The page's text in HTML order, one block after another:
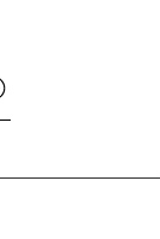
三紀初期の亜熱
件下におけるカ
が保存されてい
質学の研究にお